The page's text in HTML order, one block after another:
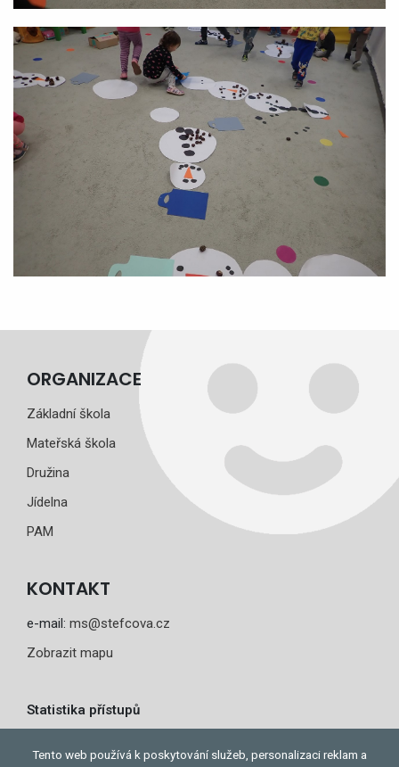
ORGANIZACE
Základní škola
Mateřská škola
Družina
Jídelna
PAM
KONTAKT
e-mail: ms@stefcova.cz
Zobrazit mapu
Statistika přístupů
Tento web používá k poskytování služeb, personalizaci reklam a